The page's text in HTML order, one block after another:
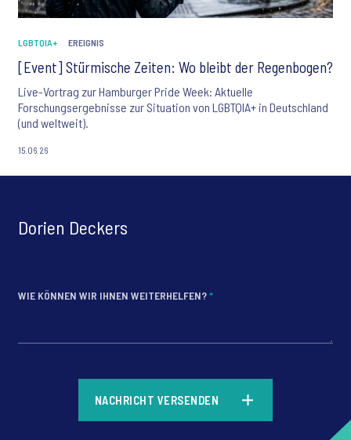
LGBTQIA+ EREIGNIS
[Event] Stürmische Zeiten: Wo bleibt der Regenbogen?
Live-Vortrag zur Hamburger Pride Week: Aktuelle
Forschungsergebnisse zur Situation von LGBTQIA+ in Deutschland
(und weltweit).
15.06.26
Dorien Deckers
WIE KÖNNEN WIR IHNEN WEITERHELFEN?*
NACHRICHT VERSENDEN